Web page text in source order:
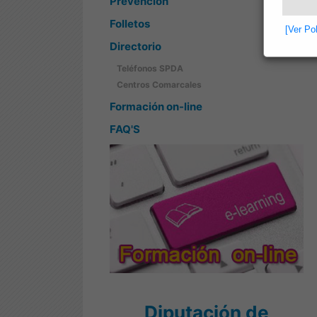
[Ver
Folletos
Directorio
Teléfonos SPDA
Centros Comarcales
Formación on-line
FAQ'S
Diputación de